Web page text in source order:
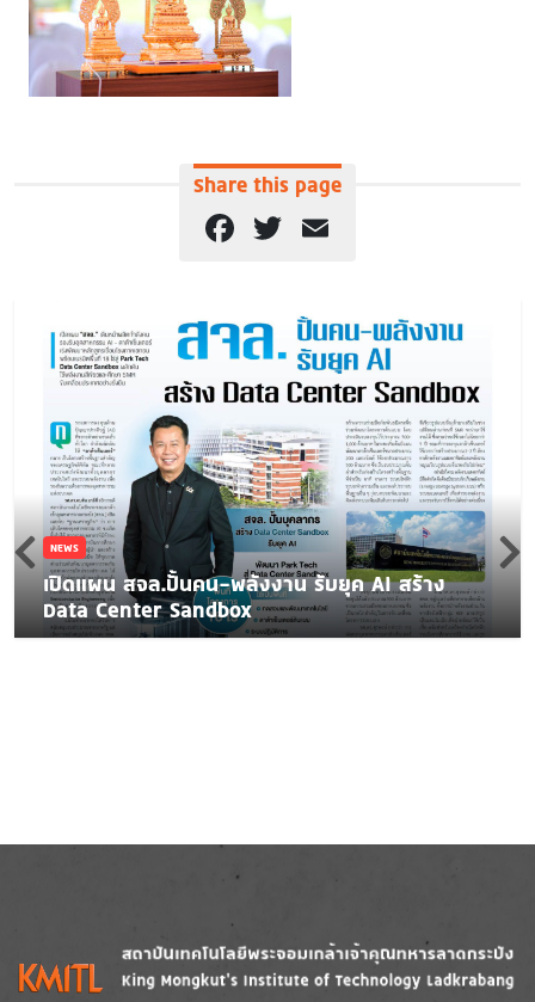
Share this page
Facebook
Twitter
NEWS
เปิดแผน สจล.ปั้นคน-พลังงาน รับยุค AI สร้าง
Data Center Sandbox
Image